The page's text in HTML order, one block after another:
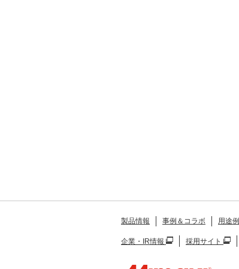
製品情報 事例＆コラボ 用途例
企業・IR情報 採用サイト